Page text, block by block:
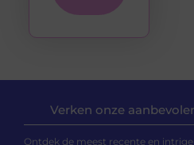
Verken onze
Ontdek de meest recente en